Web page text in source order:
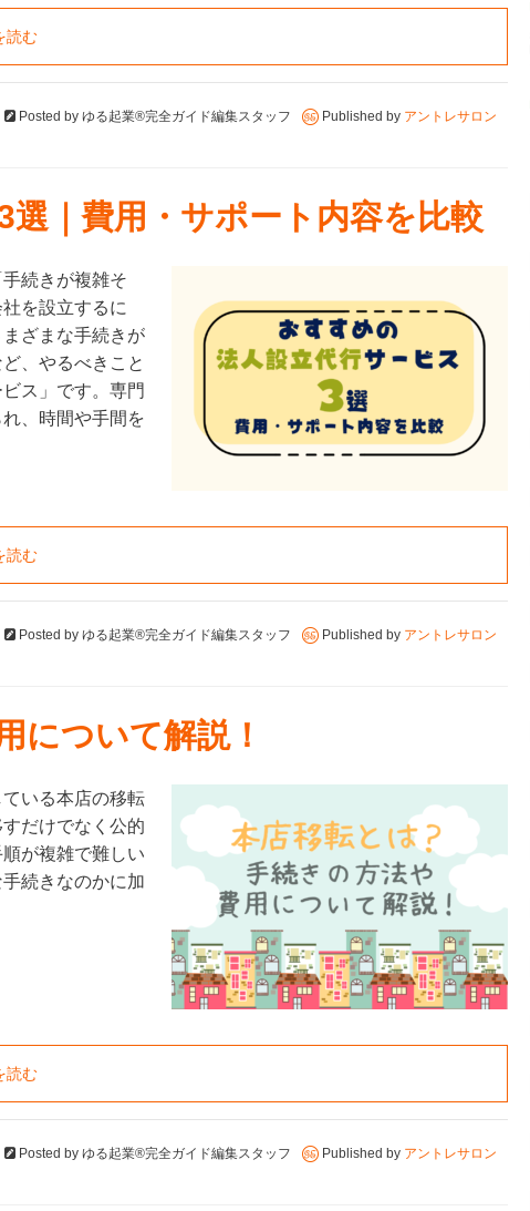
読む
Posted by ゆる起業®完全ガイド編集スタッフ Published by アントレサロン
｜費用・サポート内容を比較
続きが複雑そ
を設立するに
ざまな手続きが
、やるべきこと
ス」です。専門
、時間や手間を
読む
Posted by ゆる起業®完全ガイド編集スタッフ Published by アントレサロン
について解説！
いる本店の移転
だけでなく公的
が複雑で難しい
続きなのかに加
読む
Posted by ゆる起業®完全ガイド編集スタッフ Published by アントレサロン